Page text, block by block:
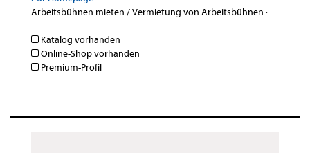
Arbeitsbühnen mieten / Vermietung von Arbeitsbühnen ·
Katalog vorhanden
Online-Shop vorhanden
Premium-Profil